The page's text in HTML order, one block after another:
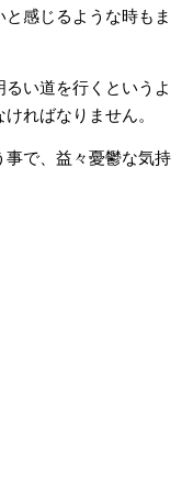
感じるような時もま
い道を行くというよ
ればなりません。
事で、益々憂鬱な気持